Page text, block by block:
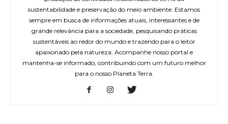
sustentabilidade e preservação do meio ambiente. Estamos
sempre em busca de informações atuais, interessantes e de
grande relevância para a sociedade, pesquisando práticas
sustentáveis ao redor do mundo e trazendo para o leitor
apaixonado pela natureza. Acompanhe nosso portal e
mantenha-se informado, contribuindo com um futuro melhor
para o nosso Planeta Terra.